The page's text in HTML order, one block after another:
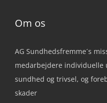
Om os
AG Sundhedsfremme´s
medarbejdere individuelle
sundhed og trivsel, og
skader